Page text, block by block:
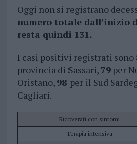
Oggi non si registrano
numero totale dall’inizio
resta quindi 131.
I casi positivi registrati sono
provincia di Sassari,79per
Oristano, 98 per il Sud
Cagliari.
Ricoverati con sintomi
Terapia intensiva